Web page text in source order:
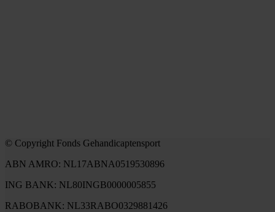
© Copyright Fonds Gehandicaptensport
ABN AMRO: NL17ABNA0519530896
ING BANK: NL80INGB0000005855
RABOBANK: NL33RABO0329881426